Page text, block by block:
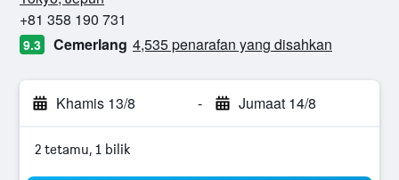
+81 358 190 731
9.3 Cemerlang 4,535 penarafan yang disahkan
Khamis 13/8 - Jumaat 14/8
2 tetamu, 1 bilik